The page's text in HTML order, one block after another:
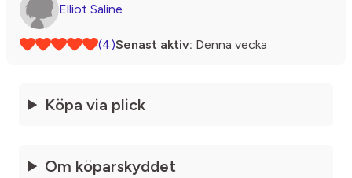
Elliot Saline
(4)Senast aktiv: Denna vecka
Köpa via plick
Om köparskyddet